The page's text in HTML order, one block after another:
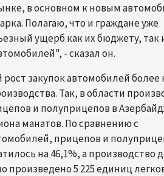
в основном к новым
Полагаю, что и граждане уже
ущерб как их бюджету, так
- сказал он.
закупок автомобилей более
Так, в области
и полуприцепов в
манатов. По сравнению с
прицепов и
на 46,1%, а производство
произведено 5 225 единиц